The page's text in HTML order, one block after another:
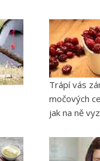
Trápí vás
močových
jak na ně